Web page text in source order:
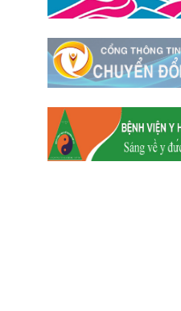
Xã Tằng Loỏng
Xã Mường
Hum
Xã Trịnh Tường
Xã Bản Xèo